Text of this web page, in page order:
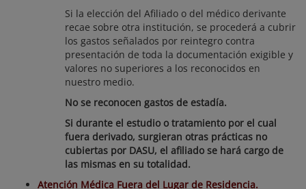
Si la elección del Afiliado o del médico derivante
recae sobre otra institución, se procederá a cubrir
los gastos señalados por reintegro contra
presentación de toda la documentación exigible y
valores no superiores a los reconocidos en
nuestro medio.
No se reconocen gastos de estadía.
Si durante el estudio o tratamiento por el cual
fuera derivado, surgieran otras prácticas no
cubiertas por DASU, el afiliado se hará cargo de
las mismas en su totalidad.
Atención Médica Fuera del Lugar de Residencia.